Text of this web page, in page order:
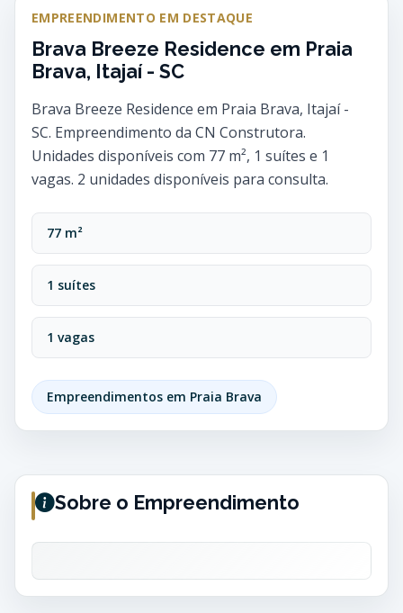
EMPREENDIMENTO EM DESTAQUE
Brava Breeze Residence em Praia
Brava, Itajaí - SC
Brava Breeze Residence em Praia Brava, Itajaí -
SC. Empreendimento da CN Construtora.
Unidades disponíveis com 77 m², 1 suítes e 1
vagas. 2 unidades disponíveis para consulta.
77 m²
1 suítes
1 vagas
Empreendimentos em Praia Brava
Sobre o Empreendimento